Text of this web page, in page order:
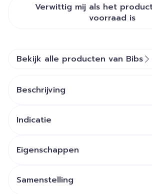
Verwittig mij als het
voorraad is
Bekijk alle producten van Bibs
Beschrijving
Indicatie
Eigenschappen
Stof is 100% biologisch katoen
Samenstelling